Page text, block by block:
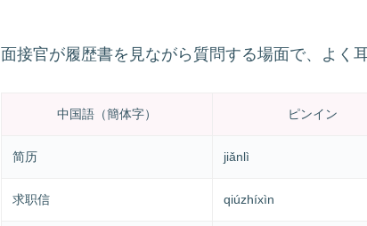
面接官が履歴書を見ながら質問する場面で、よく耳
中国語（簡体字） ピンイン
简历 jiǎnlì
求职信 qiúzhíxìn